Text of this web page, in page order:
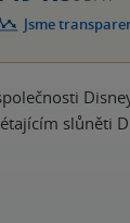
Jsme
slůněti